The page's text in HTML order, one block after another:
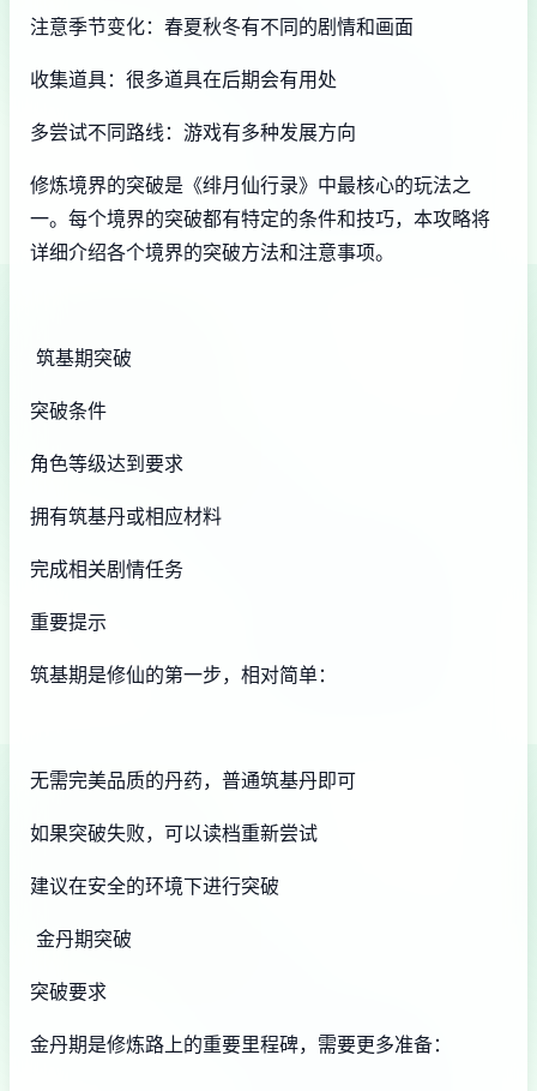
注意季节变化：春夏秋冬有不同的剧情和画面
收集道具：很多道具在后期会有用处
多尝试不同路线：游戏有多种发展方向
修炼境界的突破是《绯月仙行录》中最核心的玩法之
一。每个境界的突破都有特定的条件和技巧，本攻略将
详细介绍各个境界的突破方法和注意事项。
筑基期突破
突破条件
角色等级达到要求
拥有筑基丹或相应材料
完成相关剧情任务
重要提示
筑基期是修仙的第一步，相对简单：
无需完美品质的丹药，普通筑基丹即可
如果突破失败，可以读档重新尝试
建议在安全的环境下进行突破
金丹期突破
突破要求
金丹期是修炼路上的重要里程碑，需要更多准备：